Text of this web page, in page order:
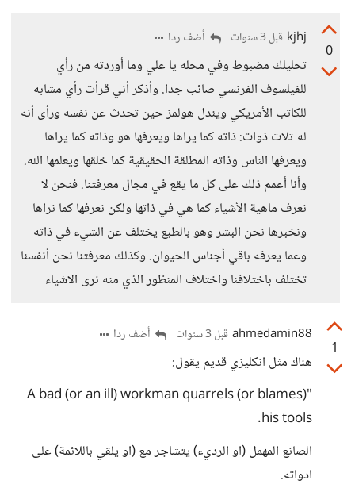
0
kjhj قبل 3 سنوات أضف ردا
تحليلك مضبوط وفي محله يا علي وما أوردته من رأي
للفيلسوف الفرنسي صائب جدا. وأذكر أني قرأت رأي مشابه
للكاتب الأمريكي ويندل هولمز حين تحدث عن نفسه ورأى أنه
له ثلاث ذوات: ذاته كما يراها ويعرفها هو وذاته كما يراها
ويعرفها الناس وذاته المطلقة الحقيقية كما خلقها ويعلمها الله.
وأنا أعمم ذلك على كل ما يقع في مجال معرفتنا. فنحن لا
نعرف ماهية الأشياء كما هي في ذاتها ولكن نعرفها كما نراها
ونخبرها نحن البشر وهو بالطبع يختلف عن الشيء في ذاته
وعما يعرفه باقي أجناس الحيوان. وكذلك معرفتنا نحن أنفسنا
تختلف باختلافنا واختلاف المنظور الذي منه نرى الاشياء
1
ahmedamin88 قبل 3 سنوات أضف ردا
هناك مثل انكليزي قديم يقول:
"A bad (or an ill) workman quarrels (or blames)
his tools.‏
الصانع المهمل (او الرديء) يتشاجر مع (او يلقي باللائمة) على
ادواته.‏